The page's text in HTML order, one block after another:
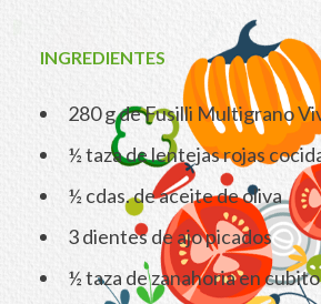
INGREDIENTES
280 g de Fusilli Multigrano
½ taza de lentejas rojas
½ cdas. de aceite de oliva
3 dientes de ajo picados
½ taza de zanahoria en